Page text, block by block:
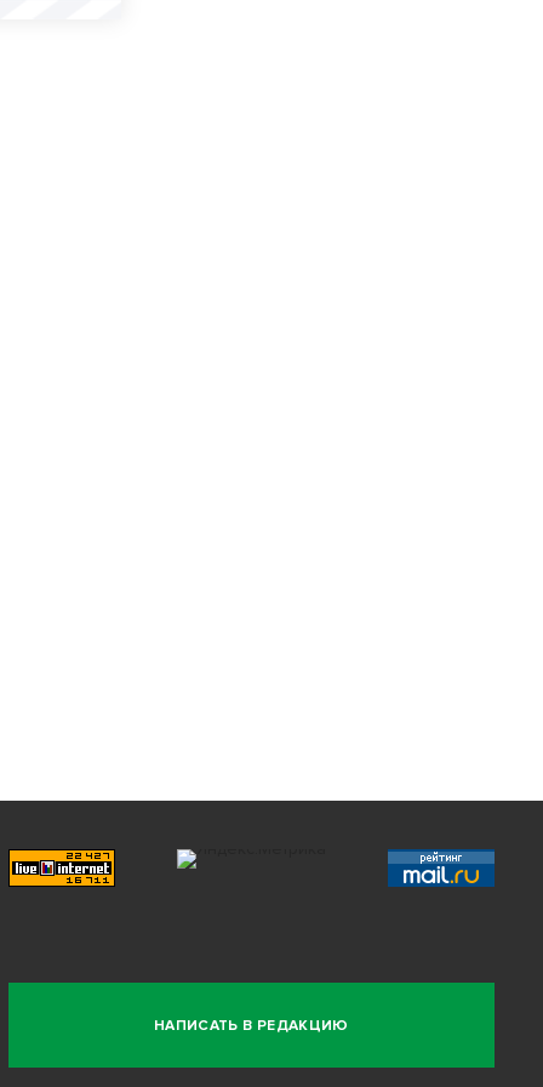
НАПИСАТЬ В РЕДАКЦИЮ